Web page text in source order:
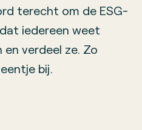
terecht om de ESG-
iedereen weet
verdeel ze. Zo
bij.